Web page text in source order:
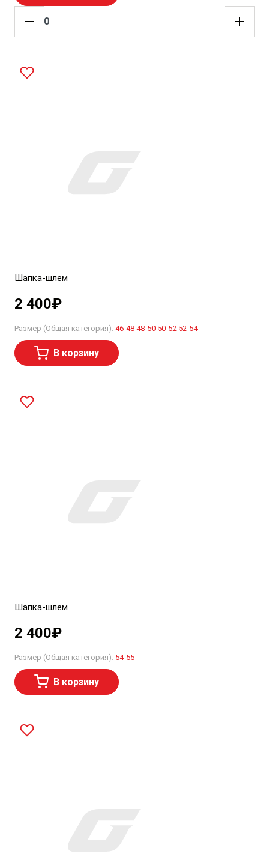
Шапка-шлем
2 400₽
Размер (Общая категория): 46-48 48-50 50-52 52-54
В корзину
Шапка-шлем
2 400₽
Размер (Общая категория): 54-55
В корзину